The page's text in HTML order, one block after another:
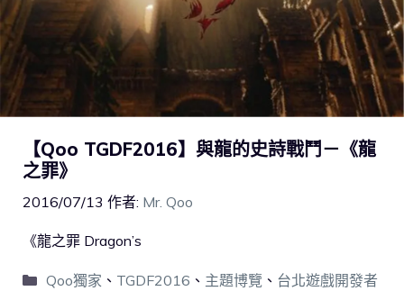
【Qoo TGDF2016】與龍的史詩戰鬥－《龍
之罪》
2016/07/13 作者: Mr. Qoo
《龍之罪 Dragon’s
Qoo獨家 、 TGDF2016 、 主題博覽 、 台北遊戲開發者